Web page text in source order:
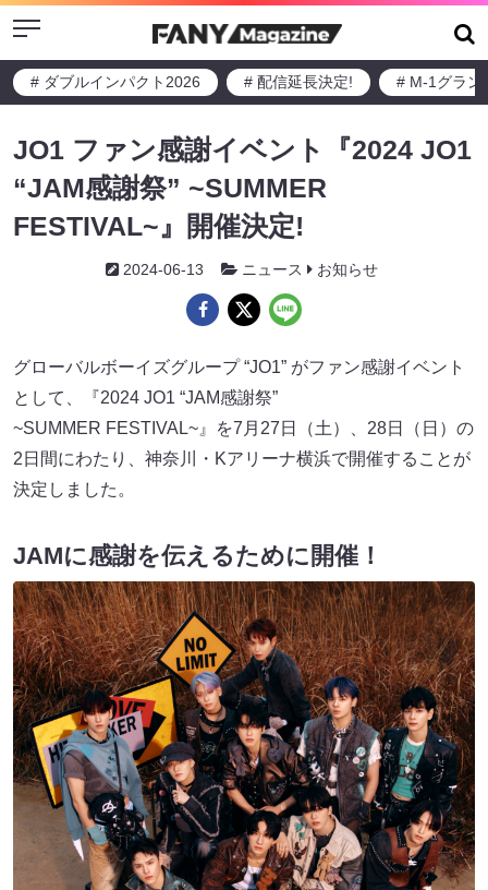
Menu
# ダブルインパクト2026 # 配信延長決定! # M-1グラン
JO1 ファン感謝イベント『2024 JO1
“JAM感謝祭” ~SUMMER
FESTIVAL~』開催決定!
2024-06-13 ニュース お知らせ
グローバルボーイズグループ “JO1” がファン感謝イベント
として、『2024 JO1 “JAM感謝祭”
~SUMMER FESTIVAL~』を7月27日（土）、28日（日）の
2日間にわたり、神奈川・Kアリーナ横浜で開催することが
決定しました。
JAMに感謝を伝えるために開催！